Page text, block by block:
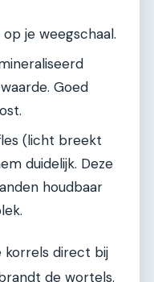
je weegschaal.
Goed
(licht breekt
duidelijk. Deze
houdbaar
korrels direct bij
de wortels.